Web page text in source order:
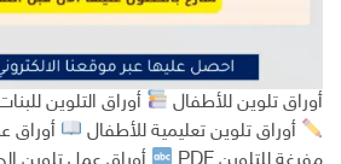
أوراق تلوين للأطفال أوراق التلوين
أوراق تلوين تعليمية للأطفال
أوراق